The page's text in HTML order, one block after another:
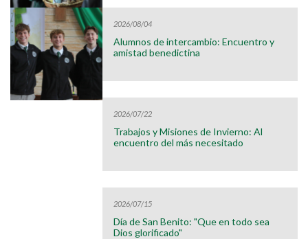
2026/08/04
Alumnos de intercambio: Encuentro y
amistad benedictina
2026/07/22
Trabajos y Misiones de Invierno: Al
encuentro del más necesitado
2026/07/15
Día de San Benito: "Que en todo sea
Dios glorificado"